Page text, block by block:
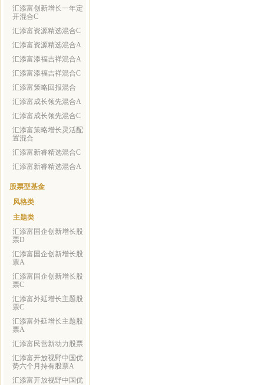
汇添富创新增长一年定
开混合C
汇添富资源精选混合C
汇添富资源精选混合A
汇添富添福吉祥混合A
汇添富添福吉祥混合C
汇添富策略回报混合
汇添富成长领先混合A
汇添富成长领先混合C
汇添富策略增长灵活配
置混合
汇添富新睿精选混合C
汇添富新睿精选混合A
股票型基金
风格类
主题类
汇添富国企创新增长股
票D
汇添富国企创新增长股
票A
汇添富国企创新增长股
票C
汇添富外延增长主题股
票C
汇添富外延增长主题股
票A
汇添富民营新动力股票
汇添富开放视野中国优
势六个月持有股票A
汇添富开放视野中国优